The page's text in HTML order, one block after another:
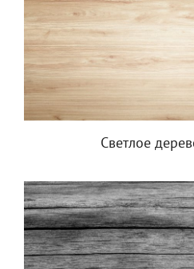
Светлое